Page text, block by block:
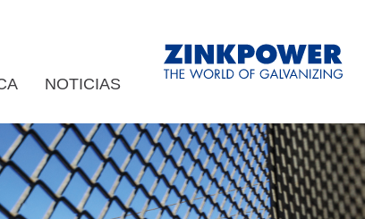
NOTICIAS